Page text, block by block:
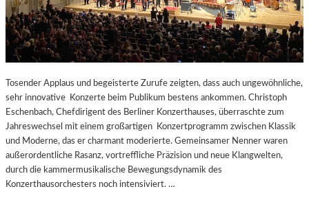
Tosender Applaus und begeisterte Zurufe zeigten, dass auch ungewöhnliche,
sehr innovative Konzerte beim Publikum bestens ankommen. Christoph
Eschenbach, Chefdirigent des Berliner Konzerthauses, überraschte zum
Jahreswechsel mit einem großartigen Konzertprogramm zwischen Klassik
und Moderne, das er charmant moderierte. Gemeinsamer Nenner waren
außerordentliche Rasanz, vortreffliche Präzision und neue Klangwelten,
durch die kammermusikalische Bewegungsdynamik des
Konzerthausorchesters noch intensiviert. …